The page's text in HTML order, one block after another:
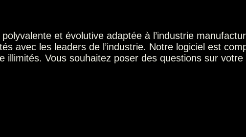
et évolutive adaptée à l’industrie
avec les leaders de l’industrie. Notre logiciel est
illimités. Vous souhaitez poser des questions sur